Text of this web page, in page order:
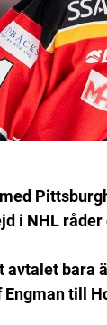
i NHL
avtalet bara
till